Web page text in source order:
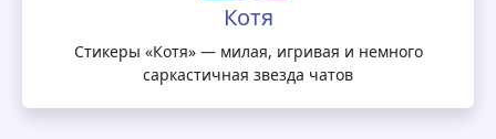
Котя
Стикеры «Котя» — милая, игривая и немного
саркастичная звезда чатов